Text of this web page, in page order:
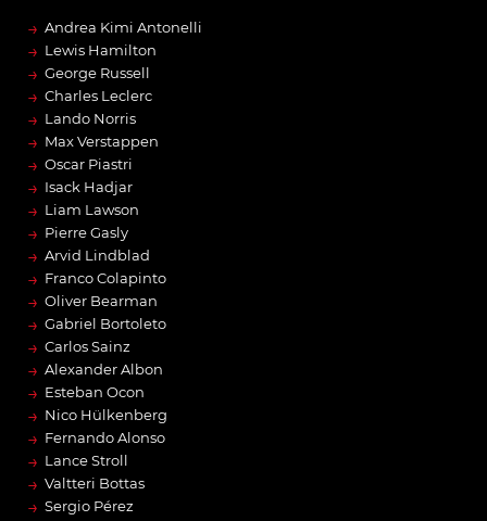
→ Andrea Kimi Antonelli
→ Lewis Hamilton
→ George Russell
→ Charles Leclerc
→ Lando Norris
→ Max Verstappen
→ Oscar Piastri
→ Isack Hadjar
→ Liam Lawson
→ Pierre Gasly
→ Arvid Lindblad
→ Franco Colapinto
→ Oliver Bearman
→ Gabriel Bortoleto
→ Carlos Sainz
→ Alexander Albon
→ Esteban Ocon
→ Nico Hülkenberg
→ Fernando Alonso
→ Lance Stroll
→ Valtteri Bottas
→ Sergio Pérez